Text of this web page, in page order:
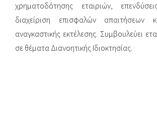
χρηματοδότησης εταιριών,
διαχείριση επισφαλών απαιτήσεων
αναγκαστικής εκτέλεσης. Συμβουλεύει
σε θέματα Διανοητικής Ιδιοκτησίας.